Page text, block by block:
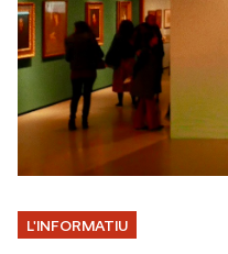
L'INFORMATIU